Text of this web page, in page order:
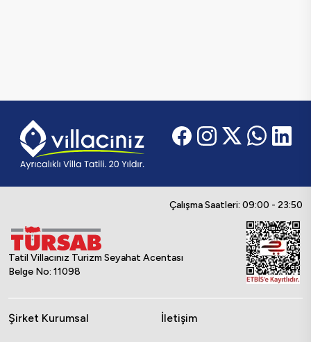
Çalışma Saatleri: 09:00 - 23:50
Tatil Villacınız Turizm Seyahat Acentası
Belge No: 11098
Şirket Kurumsal İletişim